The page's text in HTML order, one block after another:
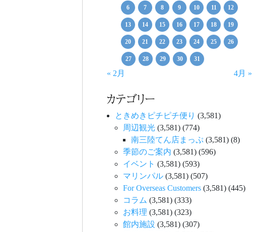
6 7 8 9 10 11 12
13 14 15 16 17 18 19
20 21 22 23 24 25 26
27 28 29 30 31
« 2月 4月 »
カテゴリー
ときめきピチピチ便り (3,581)
周辺観光 (3,581) (774)
南三陸てん店まっぷ (3,581) (8)
季節のご案内 (3,581) (596)
イベント (3,581) (593)
マリンパル (3,581) (507)
For Overseas Customers (3,581) (445)
コラム (3,581) (333)
お料理 (3,581) (323)
館内施設 (3,581) (307)